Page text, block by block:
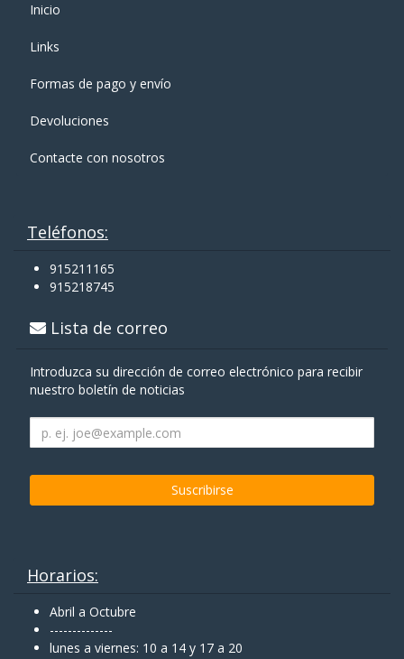
Inicio
Links
Formas de pago y enví­o
Devoluciones
Contacte con nosotros
Teléfonos:
915211165
915218745
Lista de correo
Introduzca su dirección de correo electrónico para recibir
nuestro boletín de noticias
Horarios:
Abril a Octubre
--------------
lunes a viernes: 10 a 14 y 17 a 20